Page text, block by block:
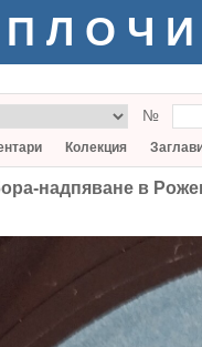
№
Колекция
надпяване в